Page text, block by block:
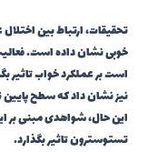
تحقیقات، ارتباط بین
خوبی نشان داده است.
نیز نشان داد که سطح
این حال، شواهدی مبنی بر
تستوسترون تاثیر بگذارد.